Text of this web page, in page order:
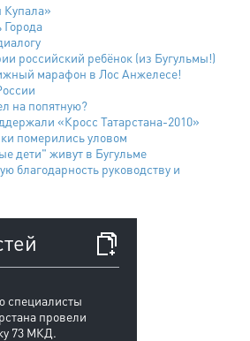
российский ребёнок (из Бугульмы!)
марафон в Лос Анжелесе!
на попятную?
«Кросс Татарстана-2010»
померились уловом
дети" живут в Бугульме
благодарность руководству и
специалисты
провели
73 МКД.